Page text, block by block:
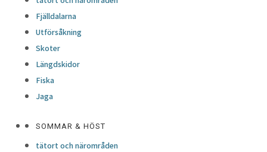
Fjälldalarna
Utförsåkning
Skoter
Längdskidor
Fiska
Jaga
SOMMAR & HÖST
tätort och närområden